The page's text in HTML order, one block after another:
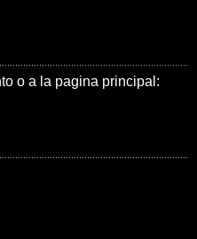
o a la pagina principal: